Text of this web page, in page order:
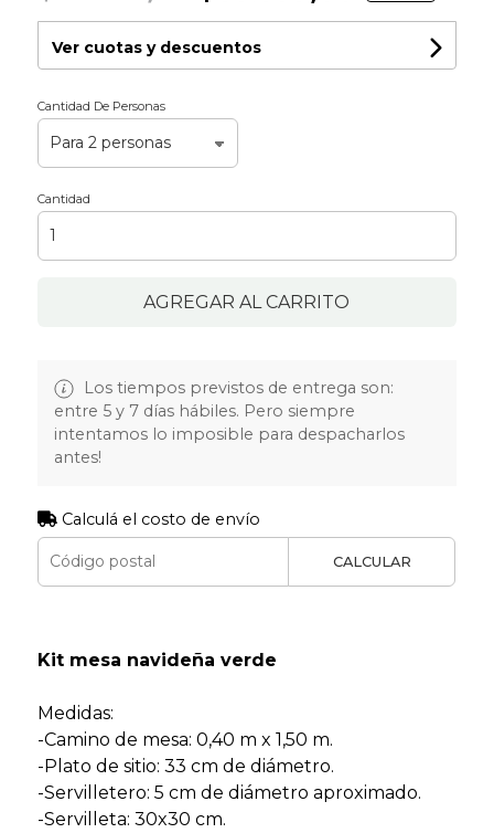
Ver cuotas y descuentos
Cantidad De Personas
Cantidad
AGREGAR AL CARRITO
Los tiempos previstos de entrega son:
entre 5 y 7 días hábiles. Pero siempre
intentamos lo imposible para despacharlos
antes!
Calculá el costo de envío
CALCULAR
Kit mesa navideña verde
Medidas:
-Camino de mesa: 0,40 m x 1,50 m.
-Plato de sitio: 33 cm de diámetro.
-Servilletero: 5 cm de diámetro aproximado.
-Servilleta: 30x30 cm.